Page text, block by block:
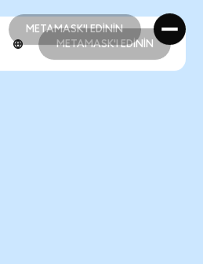
METAMASK'I EDİNİN
METAMASK'I EDİNİN
METAMASK'I EDİNİN